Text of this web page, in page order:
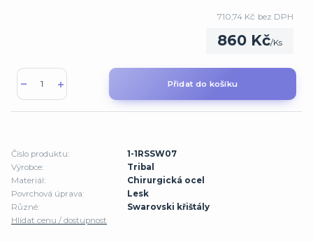
860 Kč/Ks
710,74 Kč bez DPH
Přidat do košíku
Číslo produktu:
1-1RSSW07
Výrobce:
Tribal
Materiál:
Chirurgická ocel
Povrchová úprava:
Lesk
Různé:
Swarovski křištály
Hlídat cenu / dostupnost